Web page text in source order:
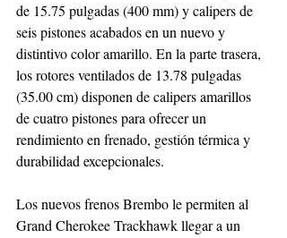
de 15.75 pulgadas (400 mm) y calipers de
seis pistones acabados en un nuevo y
distintivo color amarillo. En la parte trasera,
los rotores ventilados de 13.78 pulgadas
(35.00 cm) disponen de calipers amarillos
de cuatro pistones para ofrecer un
rendimiento en frenado, gestión térmica y
durabilidad excepcionales.
Los nuevos frenos Brembo le permiten al
Grand Cherokee Trackhawk llegar a un